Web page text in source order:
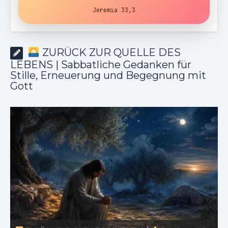
Jeremia 33,3
ZURÜCK ZUR QUELLE DES
LEBENS | Sabbatliche Gedanken für
Stille, Erneuerung und Begegnung mit
Gott